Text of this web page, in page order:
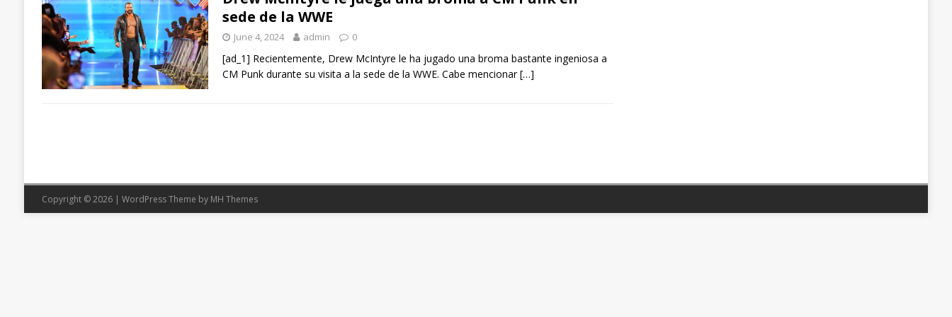
sede de la WWE
June 4, 2024 admin 0
[ad_1] Recientemente, Drew McIntyre le ha jugado una broma bastante ingeniosa a
CM Punk durante su visita a la sede de la WWE. Cabe mencionar[…]
Copyright © 2026 | WordPress Theme by MH Themes